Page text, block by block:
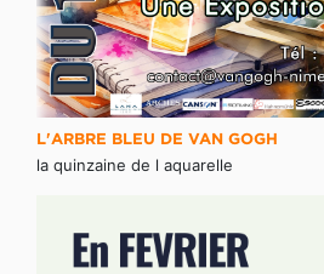
L'ARBRE BLEU DE VAN GOGH
la quinzaine de l aquarelle